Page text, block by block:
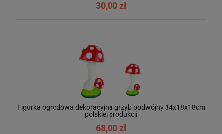
30,00 zł
Figurka ogrodowa dekoracyjna grzyb podwójny 34x18x18cm
polskiej produkcji
68,00 zł